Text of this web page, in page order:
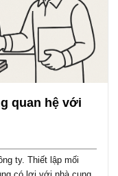
quan hệ với
ty. Thiết lập mối